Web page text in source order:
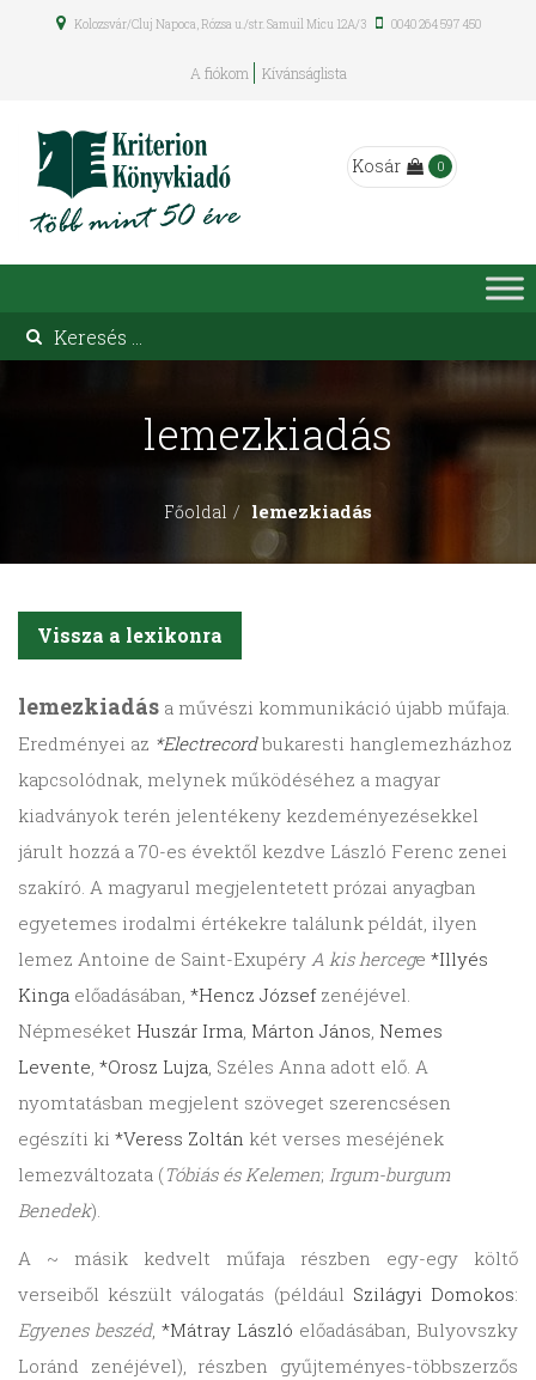
Kolozsvár/Cluj Napoca, Rózsa u./str. Samuil Micu 12A/3 0040 264 597 450
A fiókom Kívánságlista
Kosár 0
lemezkiadás
Főoldal lemezkiadás
Vissza a lexikonra
lemezkiadás a művészi kommunikáció újabb műfaja.
Eredményei az *Electrecordbukaresti hanglemezházhoz
kapcsolódnak, melynek működéséhez a magyar
kiadványok terén jelentékeny kezdeményezésekkel
járult hozzá a 70-es évektől kezdve László Ferenc zenei
szakíró. A magyarul megjelentetett prózai anyagban
egyetemes irodalmi értékekre találunk példát, ilyen
lemez Antoine de Saint-Exupéry A kis hercege *Illyés
Kinga előadásában, *Hencz Józsefzenéjével.
Népmeséket Huszár Irma, Márton János, Nemes
Levente, *Orosz Lujza, Széles Anna adott elő. A
nyomtatásban megjelent szöveget szerencsésen
egészíti ki *Veress Zoltán két verses meséjének
lemezváltozata (Tóbiás és Kelemen; Irgum-burgum
Benedek).
A ~ másik kedvelt műfaja részben egy-egy költő
verseiből készült válogatás (például Szilágyi Domokos:
Egyenes beszéd, *Mátray László előadásában, Bulyovszky
Loránd zenéjével), részben gyűjteményes-többszerzős